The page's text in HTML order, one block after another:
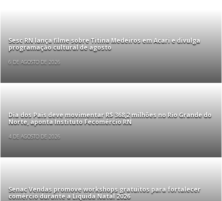
Sesc RN lança filme sobre Titina Medeiros em Acari e divulga
programação cultural de agosto
6 DE AGOSTO DE 2026
Dia dos Pais deve movimentar R$ 368,2 milhões no Rio Grande do
Norte, aponta Instituto Fecomércio RN
4 DE AGOSTO DE 2026
Senac Vendas promove workshops gratuitos para fortalecer
comércio durante a Liquida Natal 2026